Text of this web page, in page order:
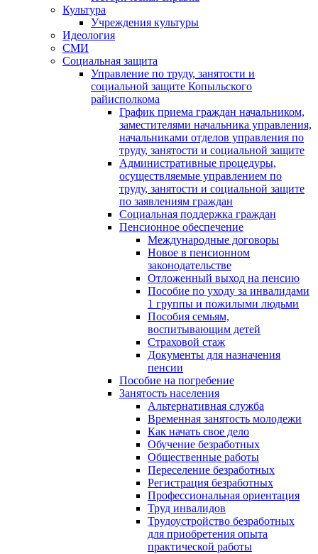
Культура
Учреждения культуры
Идеология
СМИ
Социальная защита
Управление по труду, занятости и
социальной защите Копыльского
райисполкома
График приема граждан начальником,
заместителями начальника управления,
начальниками отделов управления по
труду, занятости и социальной защите
Административные процедуры,
осуществляемые управлением по
труду, занятости и социальной защите
по заявлениям граждан
Социальная поддержка граждан
Пенсионное обеспечение
Международные договоры
Новое в пенсионном
законодательстве
Отложенный выход на пенсию
Пособие по уходу за инвалидами
1 группы и пожилыми людьми
Пособия семьям,
воспитывающим детей
Страховой стаж
Документы для назначения
пенсии
Пособие на погребение
Занятость населения
Альтернативная служба
Временная занятость молодежи
Как начать свое дело
Обучение безработных
Общественные работы
Переселение безработных
Регистрация безработных
Профессиональная ориентация
Труд инвалидов
Трудоустройство безработных
для приобретения опыта
практической работы